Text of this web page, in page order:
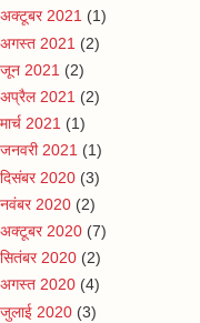
अक्टूबर 2021 (1)
अगस्त 2021 (2)
जून 2021 (2)
अप्रैल 2021 (2)
मार्च 2021 (1)
जनवरी 2021 (1)
दिसंबर 2020 (3)
नवंबर 2020 (2)
अक्टूबर 2020 (7)
सितंबर 2020 (2)
अगस्त 2020 (4)
जुलाई 2020 (3)